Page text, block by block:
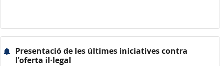
Presentació de les últimes iniciatives contra
l'oferta il·legal